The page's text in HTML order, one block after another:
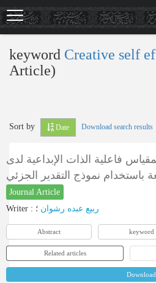
Skip
to
main
keyword Creative self
Article)
Sort by Date Download search results
فاعلية الذات الإبداعية لدى
باستخدام نموذج التقدير الجزئي
Journal Article
Writer : ربيع عبده رشوان ؛
Abstract keyword
Related articles
Download